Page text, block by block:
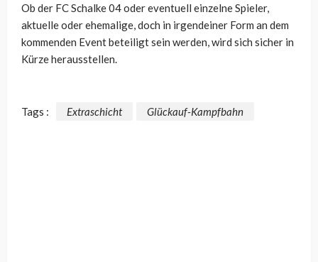
Ob der FC Schalke 04 oder eventuell einzelne Spieler,
aktuelle oder ehemalige, doch in irgendeiner Form an dem
kommenden Event beteiligt sein werden, wird sich sicher in
Kürze herausstellen.
Tags : Extraschicht Glückauf-Kampfbahn